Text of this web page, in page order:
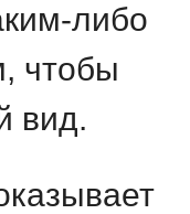
либо
чтобы
вид.